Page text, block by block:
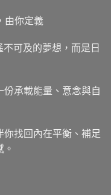
由你定義
可及的夢想，而是日
承載能量、意念與自
找回內在平衡、補足